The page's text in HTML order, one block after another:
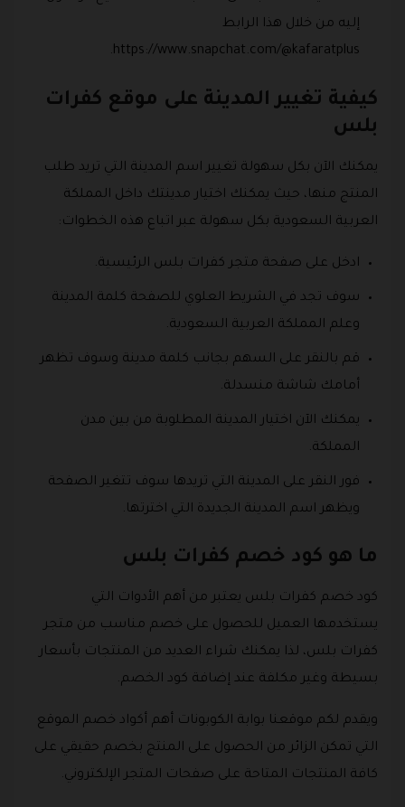
إليه من خلال هذا الرابط
https://www.snapchat.com/@kafaratplus.
كيفية تغيير المدينة على موقع كفرات
بلس
يمكنك الآن بكل سهولة تغيير اسم المدينة التي تريد طلب
المنتج منها، حيث يمكنك اختيار مدينتك داخل المملكة
العربية السعودية بكل سهولة عبر اتباع هذه الخطوات:
ادخل على صفحة متجر كفرات بلس الرئيسية.
سوف تجد في الشريط العلوي للصفحة كلمة المدينة
وعلم المملكة العربية السعودية.
قم بالنقر على السهم بجانب كلمة مدينة وسوف تظهر
أمامك شاشة منسدلة.
يمكنك الآن اختيار المدينة المطلوبة من بين مدن
المملكة.
فور النقر على المدينة التي تريدها سوف تتغير الصفحة
ويظهر اسم المدينة الجديدة التي اخترتها.
ما هو كود خصم كفرات بلس
كود خصم كفرات بلس يعتبر من أهم الأدوات التي
يستخدمها العميل للحصول على خصم مناسب من متجر
كفرات بلس، لذا يمكنك شراء العديد من المنتجات بأسعار
بسيطة وغير مكلفة عند إضافة كود الخصم.
ويقدم لكم موقعنا بوابة الكوبونات أهم أكواد خصم الموقع
التي تمكن الزائر من الحصول على المنتج بخصم حقيقي على
كافة المنتجات المتاحة على صفحات المتجر الإلكتروني.